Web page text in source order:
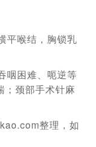
喉结，胸锁乳
困难、呃逆等
；颈部手术针麻
整理，如